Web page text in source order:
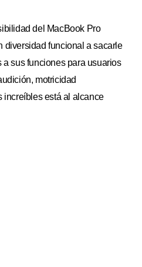
del MacBook Pro
diversidad funcional a sacarle
sus funciones para usuarios
motricidad
increíbles está al alcance